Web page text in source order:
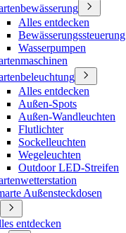
Alles entdecken
Bewässerungssteuerung
Wasserpumpen
Alles entdecken
Außen-Spots
Außen-Wandleuchten
Flutlichter
Sockelleuchten
Wegeleuchten
Outdoor LED-Streifen
Außensteckdosen
entdecken